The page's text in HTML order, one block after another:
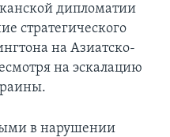
дипломатии
стратегического
на Азиатско-
на эскалацию
в нарушении